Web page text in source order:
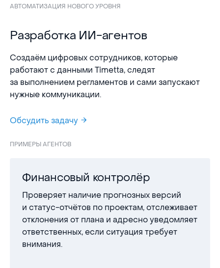
АВТОМАТИЗАЦИЯ НОВОГО УРОВНЯ
Разработка ИИ-агентов
Создаём цифровых сотрудников, которые
работают с данными Timetta, следят
за выполнением регламентов и сами запускают
нужные коммуникации.
Обсудить задачу
ПРИМЕРЫ АГЕНТОВ
Финансовый контролёр
Проверяет наличие прогнозных версий
и статус-отчётов по проектам, отслеживает
отклонения от плана и адресно уведомляет
ответственных, если ситуация требует
внимания.